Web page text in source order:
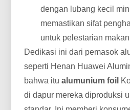
dengan lubang kecil
memastikan sifat
untuk pelestarian
Dedikasi ini dari pemasok
seperti Henan Huawei
bahwa itualumunium foil
di dapur mereka diproduksi